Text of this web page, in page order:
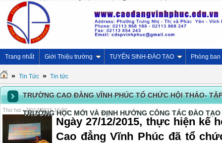
Trang nhất Giới Thiệu trường TUYỂN SINH-ĐÀO TẠO Phòng ban
» Tin Tức » Tin tức
TRƯỜNG CAO ĐẲNG VĨNH PHÚC TỔ CHỨC HỘI THẢO-
TRƯỜNG HỌC MỚI VÀ ĐỊNH HƯỚNG CÔNG TÁC ĐÀO
Thứ hai - 28/12/2015 16:50
Ngày 27/12/2015, thực hiện kế
Cao đẳng Vĩnh Phúc đã tổ